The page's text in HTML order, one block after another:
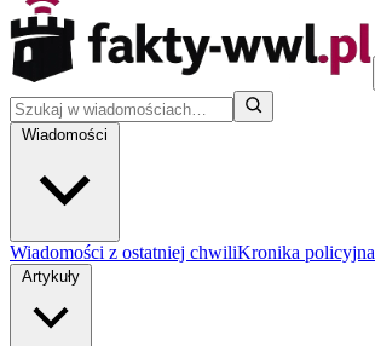
Wiadomości
Wiadomości z ostatniej chwiliKronika policyjna
Artykuły